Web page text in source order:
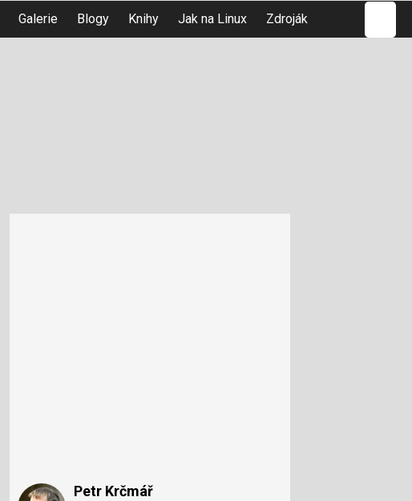
Galerie Blogy Knihy Jak na Linux Zdroják
Petr Krčmář